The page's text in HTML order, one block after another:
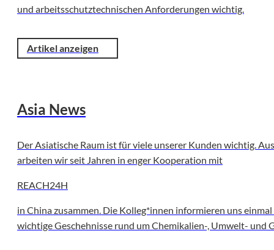
und arbeitsschutztechnischen Anforderungen wichtig.
Artikel anzeigen
Asia News
Der Asiatische Raum ist für viele unserer Kunden wichtig.
arbeiten wir seit Jahren in enger Kooperation mit
REACH24H
in China zusammen. Die Kolleg*innen informieren uns
wichtige Geschehnisse rund um Chemikalien-, Umwelt- und